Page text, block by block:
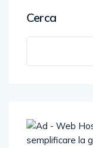
Cerca